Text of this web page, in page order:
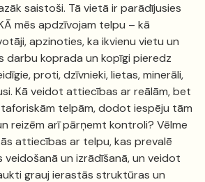
saistoši. Tā vietā ir parādījusies
mēs apdzīvojam telpu – kā
apzinoties, ka ikvienu vietu un
darbu koprada un kopīgi pieredz
proti, dzīvnieki, lietas, minerāli,
Kā veidot attiecības ar reālām, bet
telpām, dodot iespēju tām
reizēm arī pārņemt kontroli? Vēlme
attiecības ar telpu, kas prevalē
un izrādīšanā, un veidot
grauj ierastās struktūras un